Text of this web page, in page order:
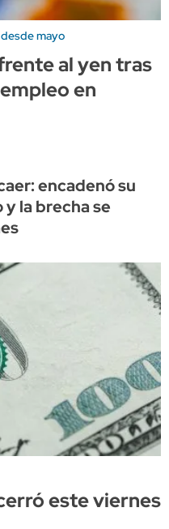
mayo
al yen tras
en
encadenó su
la brecha se
este viernes